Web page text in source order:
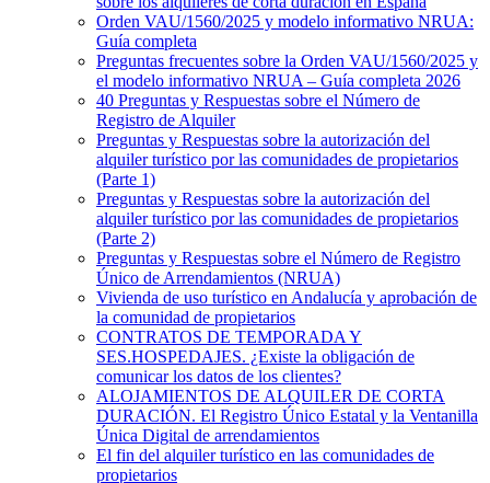
Orden VAU/1560/2025 y modelo informativo NRUA:
Guía completa
Preguntas frecuentes sobre la Orden VAU/1560/2025 y
el modelo informativo NRUA – Guía completa 2026
40 Preguntas y Respuestas sobre el Número de
Registro de Alquiler
Preguntas y Respuestas sobre la autorización del
alquiler turístico por las comunidades de propietarios
(Parte 1)
Preguntas y Respuestas sobre la autorización del
alquiler turístico por las comunidades de propietarios
(Parte 2)
Preguntas y Respuestas sobre el Número de Registro
Único de Arrendamientos (NRUA)
Vivienda de uso turístico en Andalucía y aprobación de
la comunidad de propietarios
CONTRATOS DE TEMPORADA Y
SES.HOSPEDAJES. ¿Existe la obligación de
comunicar los datos de los clientes?
ALOJAMIENTOS DE ALQUILER DE CORTA
DURACIÓN. El Registro Único Estatal y la Ventanilla
Única Digital de arrendamientos
El fin del alquiler turístico en las comunidades de
propietarios